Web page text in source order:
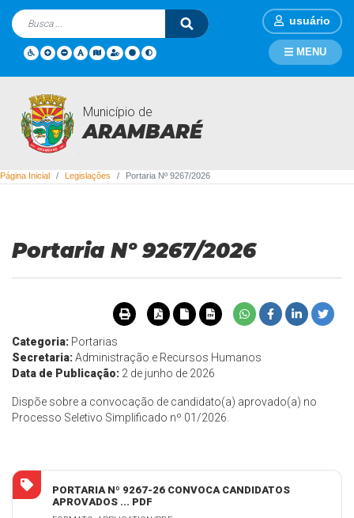
usuário
Município de
ARAMBARÉ
MENU
Legislações
Página Inicial Legislações Portaria Nº 9267/2026
Portaria Nº 9267/2026
Categoria: Portarias
Secretaria:Administração e Recursos Humanos
Data de Publicação: 2 de junho de 2026
Dispõe sobre a convocação de candidato(a) aprovado(a) no
Processo Seletivo Simplificado nº 01/2026.
PORTARIA Nº 9267-26 CONVOCA CANDIDATOS
APROVADOS ... PDF